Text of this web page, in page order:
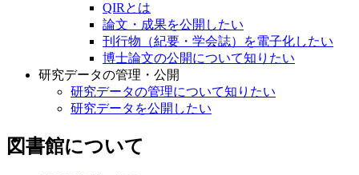
QIRとは
論文・成果を公開したい
刊行物（紀要・学会誌）を電子化したい
博士論文の公開について知りたい
研究データの管理・公開
研究データの管理について知りたい
研究データを公開したい
図書館について